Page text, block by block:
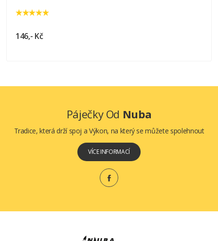
146,- Kč
Páječky Od Nuba
Tradice, která drží spoj a Výkon, na který se můžete spolehnout
VÍCE INFORMACÍ